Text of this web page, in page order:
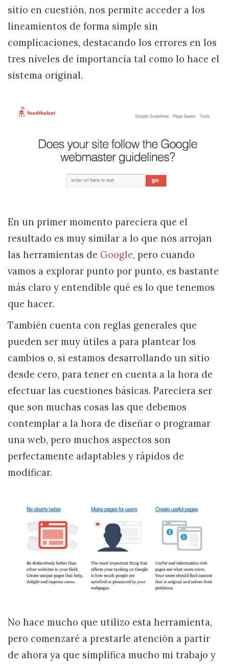
sitio en cuestión, nos permite acceder a los
lineamientos de forma simple sin
complicaciones, destacando los errores en los
tres niveles de importancia tal como lo hace el
sistema original.
En un primer momento pareciera que el
resultado es muy similar a lo que nos arrojan
las herramientas de Google, pero cuando
vamos a explorar punto por punto, es bastante
más claro y entendible qué es lo que tenemos
que hacer.
También cuenta con reglas generales que
pueden ser muy útiles a para plantear los
cambios o, si estamos desarrollando un sitio
desde cero, para tener en cuenta a la hora de
efectuar las cuestiones básicas. Pareciera ser
que son muchas cosas las que debemos
contemplar a la hora de diseñar o programar
una web, pero muchos aspectos son
perfectamente adaptables y rápidos de
modificar.
No hace mucho que utilizo esta herramienta,
pero comenzaré a prestarle atención a partir
de ahora ya que simplifica mucho mi trabajo y